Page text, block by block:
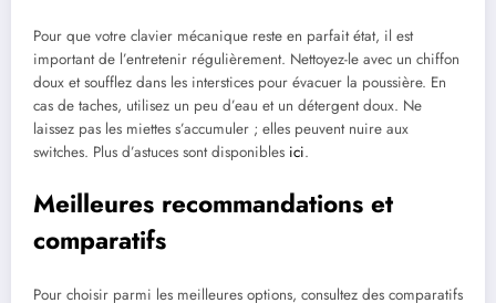
Pour que votre clavier mécanique reste en parfait état, il est
important de l’entretenir régulièrement. Nettoyez-le avec un chiffon
doux et soufflez dans les interstices pour évacuer la poussière. En
cas de taches, utilisez un peu d’eau et un détergent doux. Ne
laissez pas les miettes s’accumuler ; elles peuvent nuire aux
switches. Plus d’astuces sont disponibles ici.
Meilleures recommandations et
comparatifs
Pour choisir parmi les meilleures options, consultez des comparatifs